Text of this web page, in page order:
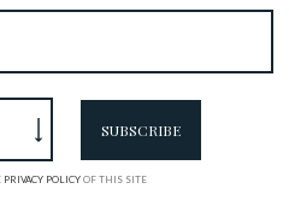
PRIVACY POLICY OF THIS SITE